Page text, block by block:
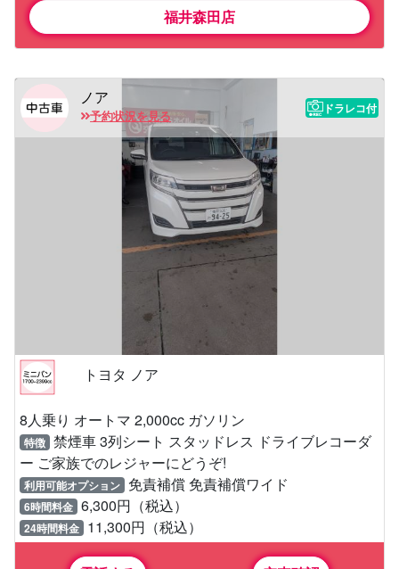
福井森田店
ノア
予約状況を見る
ドラレコ付
トヨタ ノア
8人乗り オートマ 2,000cc ガソリン
特徴 禁煙車 3列シート スタッドレス ドライブレコーダ
ー ご家族でのレジャーにどうぞ!
利用可能オプション 免責補償 免責補償ワイド
6時間料金 6,300円（税込）
24時間料金 11,300円（税込）